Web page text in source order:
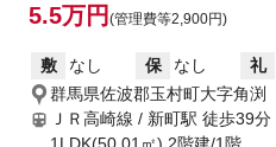
5.5万円 (管理費等2,900円)
敷 なし 保 なし 礼
群馬県佐波郡玉村町大字角渕
ＪＲ高崎線 / 新町駅 徒歩39分
1LDK(50.01㎡) 2階建/1階